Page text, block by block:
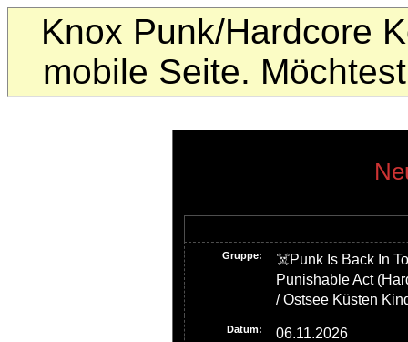
Knox Punk/Hardcore
mobile Seite.
Gruppe:
☠️Punk Is Back In
Punishable Act
/ Ostsee Küsten
Datum: 06.11.2026